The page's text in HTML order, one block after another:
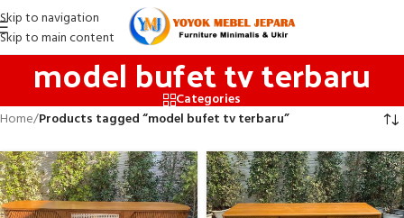
Skip to navigation
Skip to main content
model bufet tv terbaru
Categories
Home/Products tagged “model bufet tv terbaru”